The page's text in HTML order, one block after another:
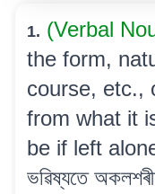
1. (Verbal
the form,
course, etc.,
from what it
be if left alone
ভৱিষ্যতে